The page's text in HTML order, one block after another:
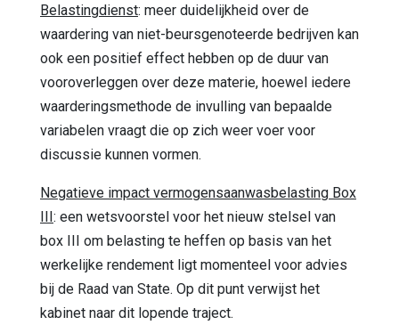
Belastingdienst: meer duidelijkheid over de
waardering van niet-beursgenoteerde bedrijven kan
ook een positief effect hebben op de duur van
vooroverleggen over deze materie, hoewel iedere
waarderingsmethode de invulling van bepaalde
variabelen vraagt die op zich weer voer voor
discussie kunnen vormen.
Negatieve impact vermogensaanwasbelasting Box
III: een wetsvoorstel voor het nieuw stelsel van
box III om belasting te heffen op basis van het
werkelijke rendement ligt momenteel voor advies
bij de Raad van State. Op dit punt verwijst het
kabinet naar dit lopende traject.